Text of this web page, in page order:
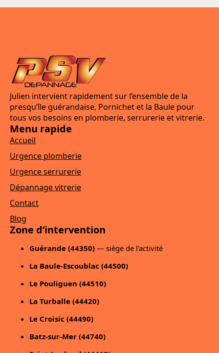
Julien intervient rapidement sur l’ensemble de la
presqu’île guérandaise, Pornichet et la Baule pour
tous vos besoins en plomberie, serrurerie et vitrerie.
Menu rapide
Accueil
Urgence plomberie
Urgence serrurerie
Dépannage vitrerie
Contact
Blog
Zone d’intervention
Guérande (44350) — siège de l’activité
La Baule-Escoublac (44500)
Le Pouliguen (44510)
La Turballe (44420)
Le Croisic (44490)
Batz-sur-Mer (44740)